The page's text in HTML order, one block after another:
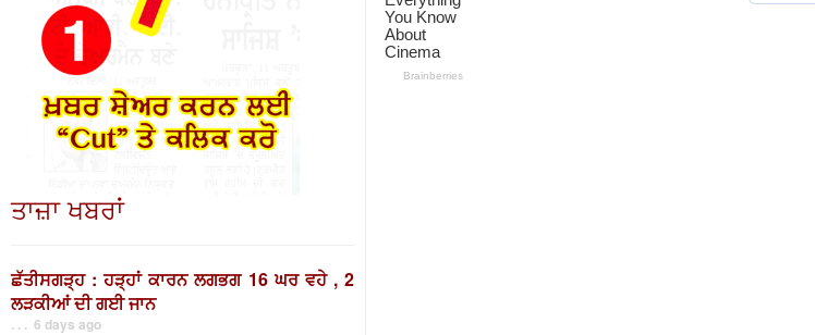
ਤਾਜ਼ਾ ਖਬਰਾਂ
ਛੱਤੀਸਗੜ੍ਹ : ਹੜ੍ਹਾਂ ਕਾਰਨ ਲਗਭਗ 16 ਘਰ ਵਹੇ , 2
ਲੜਕੀਆਂ ਦੀ ਗਈ ਜਾਨ
. . . 6 days ago